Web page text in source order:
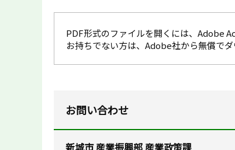
PDF形式のファイルを開くには、Adobe
お持ちでない方は、Adobe社から無償でダ
お問い合わせ
新城市 産業振興部 産業政策課